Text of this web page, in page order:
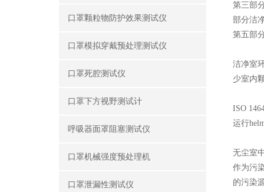
口罩颗粒物防护效果测试仪
口罩模拟穿戴预处理测试仪
口罩死腔测试仪
口罩下方视野测试计
呼吸器面罩阻塞测试仪
口罩机械强度预处理机
口罩泄漏性测试仪
第三部
部分洁
第五部
洁净室
少室内
ISO
运行
无尘室
作为污
的污染